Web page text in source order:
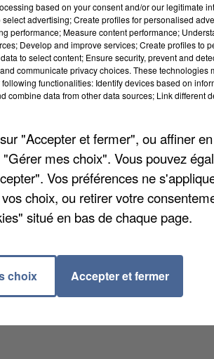
based on your consent and/or our legitimate
advertising; Create profiles for personalised
performance; Measure content performance;
Develop and improve services; Create profiles to
to select content; Ensure security, prevent and
communicate privacy choices. These technologies
functionalities: Identify devices based on
combine data from other data sources; Link different
"Accepter et fermer", ou affiner
mes choix". Vous pouvez
Vos préférences ne
choix, ou retirer votre
situé en bas de chaque page.
choix Accepter et fermer